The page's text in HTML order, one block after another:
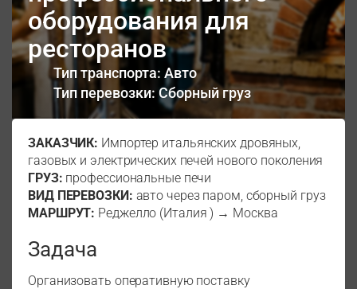
оборудования для
ресторанов
Тип транспорта: Авто
Тип перевозки: Сборный груз
ЗАКАЗЧИК: Импортер итальянских дровяных,
газовых и электрических печей нового поколения
ГРУЗ: профессиональные печи
ВИД ПЕРЕВОЗКИ: авто через паром, сборный груз
МАРШРУТ: Реджелло (Италия ) → Москва
Задача
Организовать оперативную поставку